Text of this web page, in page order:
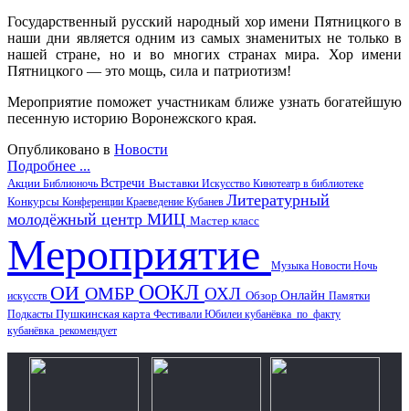
Государственный русский народный хор имени Пятницкого в
наши дни является одним из самых знаменитых не только в
нашей стране, но и во многих странах мира. Хор имени
Пятницкого — это мощь, сила и патриотизм!
Мероприятие поможет участникам ближе узнать богатейшую
песенную историю Воронежского края.
Опубликовано в Новости
Подробнее ...
Акции Библионочь Встречи Выставки Искусство Кинотеатр в библиотеке
Конкурсы Конференции Краеведение Кубанев Литературный
молодёжный центр МИЦ Мастер класс
Мероприятие Музыка Новости Ночь
искусств ОИ ОМБР ООКЛ ОХЛ Обзор Онлайн Памятки
Подкасты Пушкинская карта Фестивали Юбилеи кубанёвка_по_факту
кубанёвка_рекомендует